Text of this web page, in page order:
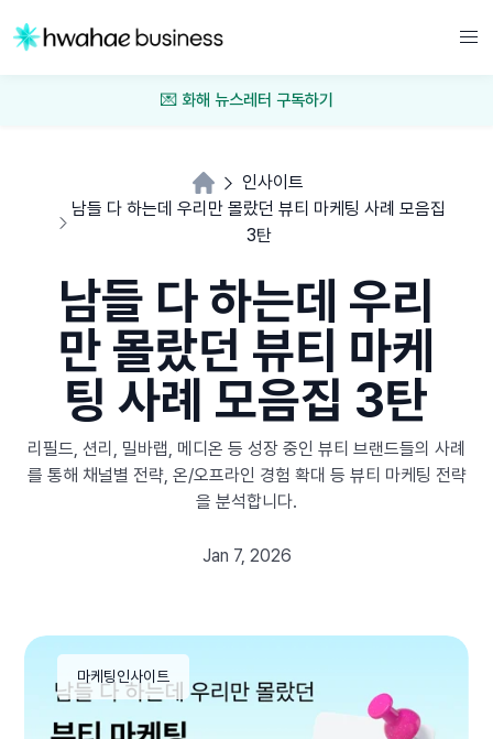
💌 화해 뉴스레터 구독하기
인사이트
남들 다 하는데 우리만 몰랐던 뷰티 마케팅 사례 모음집
3탄
남들 다 하는데 우리
만 몰랐던 뷰티 마케
팅 사례 모음집 3탄
리필드, 션리, 밀바랩, 메디온 등 성장 중인 뷰티 브랜드들의 사례
를 통해 채널별 전략, 온/오프라인 경험 확대 등 뷰티 마케팅 전략
을 분석합니다.
Jan 7, 2026
마케팅인사이트